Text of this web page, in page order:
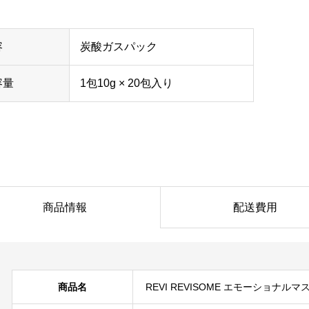
炭酸ガスパック
量 1包10g × 20包入り
商品情報 配送費用
商品名 REVI REVISOME エモーショナルマ